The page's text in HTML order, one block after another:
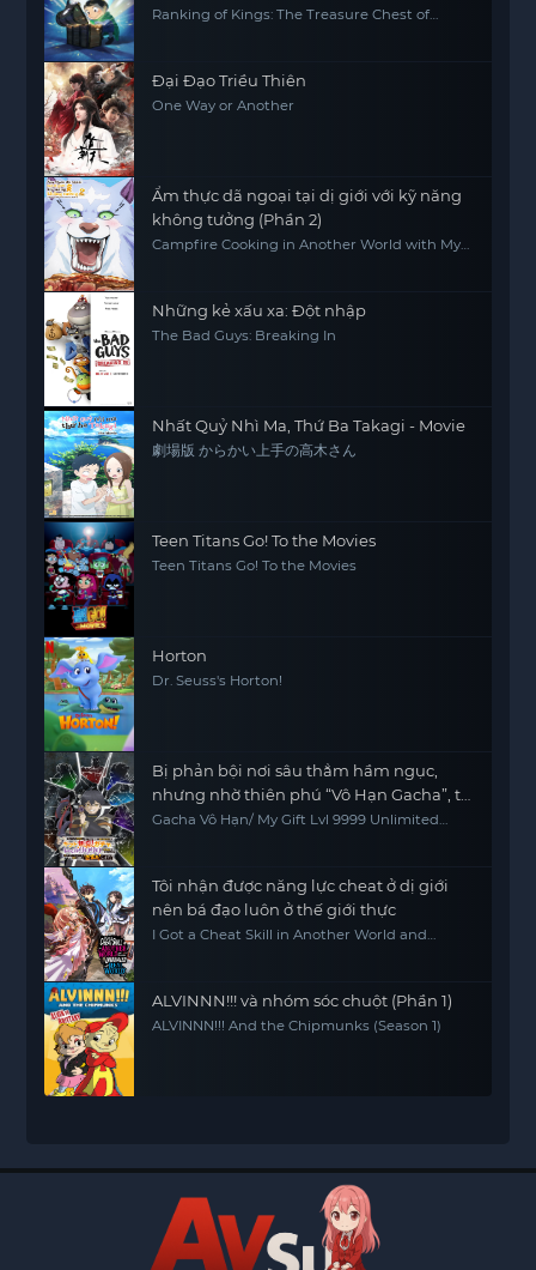
Ranking of Kings: The Treasure Chest of
Đại Đạo Triều Thiên
One Way or Another
Ẩm thực dã ngoại tại dị giới với kỹ năng
không tưởng (Phần 2)
Campfire Cooking in Another World with My
Những kẻ xấu xa: Đột nhập
The Bad Guys: Breaking In
Nhất Quỷ Nhì Ma, Thứ Ba Takagi - Movie
劇場版 からかい上手の高木さん
Teen Titans Go! To the Movies
Teen Titans Go! To the Movies
Horton
Dr. Seuss's Horton!
Bị phản bội nơi sâu thẳm hầm ngục,
nhưng nhờ thiên phú “Vô Hạn Gacha”, tôi
chiêu mộ các đồng đội cấp 9999 để trả
Gacha Vô Hạn/ My Gift Lvl 9999 Unlimited
Tôi nhận được năng lực cheat ở dị giới
nên bá đạo luôn ở thế giới thực
I Got a Cheat Skill in Another World and
ALVINNN!!! và nhóm sóc chuột (Phần 1)
ALVINNN!!! And the Chipmunks (Season 1)